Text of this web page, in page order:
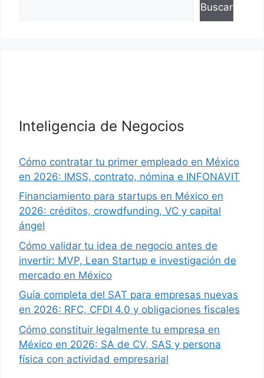
Buscar
Inteligencia de Negocios
Cómo contratar tu primer empleado en México
en 2026: IMSS, contrato, nómina e INFONAVIT
Financiamiento para startups en México en
2026: créditos, crowdfunding, VC y capital
ángel
Cómo validar tu idea de negocio antes de
invertir: MVP, Lean Startup e investigación de
mercado en México
Guía completa del SAT para empresas nuevas
en 2026: RFC, CFDI 4.0 y obligaciones fiscales
Cómo constituir legalmente tu empresa en
México en 2026: SA de CV, SAS y persona
física con actividad empresarial